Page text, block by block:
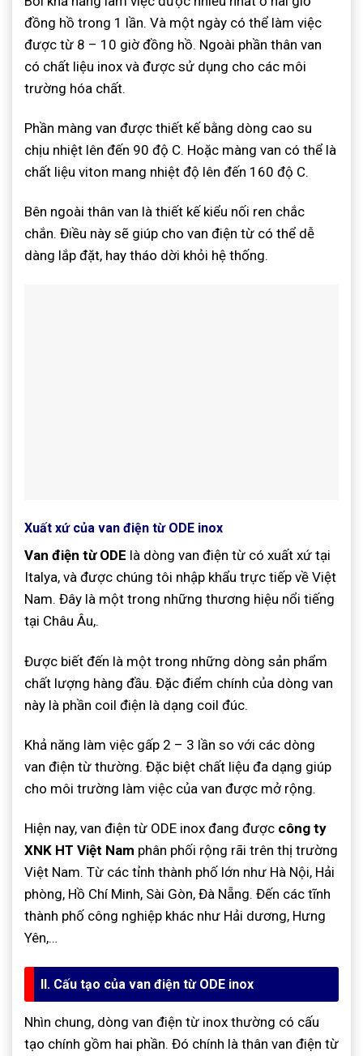
đồng hồ trong 1 lần. Và một ngày có thể làm việc
được từ 8 – 10 giờ đồng hồ. Ngoài phần thân van
có chất liệu inox và được sử dụng cho các môi
trường hóa chất.
Phần màng van được thiết kế bằng dòng cao su
chịu nhiệt lên đến 90 độ C. Hoặc màng van có thể là
chất liệu viton mang nhiệt độ lên đến 160 độ C.
Bên ngoài thân van là thiết kế kiểu nối ren chắc
chắn. Điều này sẽ giúp cho van điện từ có thể dễ
dàng lắp đặt, hay tháo dời khỏi hệ thống.
Xuất xứ của van điện từ ODE inox
Van điện từ ODE là dòng van điện từ có xuất xứ tại
Italya, và được chúng tôi nhập khẩu trực tiếp về Việt
Nam. Đây là một trong những thương hiệu nổi tiếng
tại Châu Âu,.
Được biết đến là một trong những dòng sản phẩm
chất lượng hàng đầu. Đặc điểm chính của dòng van
này là phần coil điện là dạng coil đúc.
Khả năng làm việc gấp 2 – 3 lần so với các dòng
van điện từ thường. Đặc biệt chất liệu đa dạng giúp
cho môi trường làm việc của van được mở rộng.
Hiện nay, van điện từ ODE inox đang được công ty
XNK HT Việt Nam phân phối rộng rãi trên thị trường
Việt Nam. Từ các tỉnh thành phố lớn như Hà Nội, Hải
phòng, Hồ Chí Minh, Sài Gòn, Đà Nẵng. Đến các tĩnh
thành phố công nghiệp khác như Hải dương, Hưng
Yên,…
II. Cấu tạo của van điện từ ODE inox
Nhìn chung, dòng van điện từ inox thường có cấu
tạo chính gồm hai phần. Đó chính là thân van điện từ